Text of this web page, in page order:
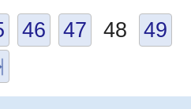
46 47 48
49